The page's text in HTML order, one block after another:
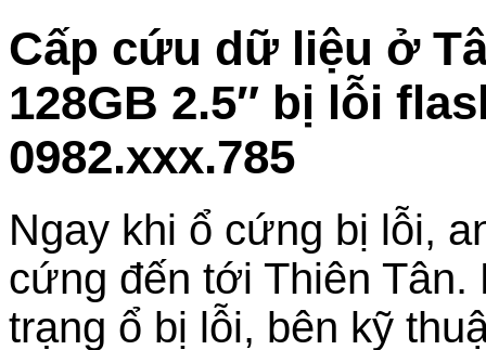
Cấp cứu dữ liệu ở
128GB 2.5″ bị lỗi
0982.xxx.785
Ngay khi ổ cứng bị lỗi,
cứng đến tới Thiên
trạng ổ bị lỗi, bên kỹ